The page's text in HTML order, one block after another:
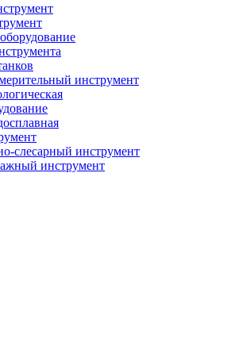
инструмент
слесарный инструмент
инструмент